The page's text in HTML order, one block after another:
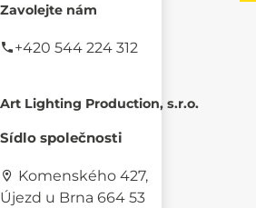
Zavolejte nám
+420 544 224 312
Art Lighting Production, s.r.o.
Sídlo společnosti
Komenského 427,
Újezd u Brna 664 53